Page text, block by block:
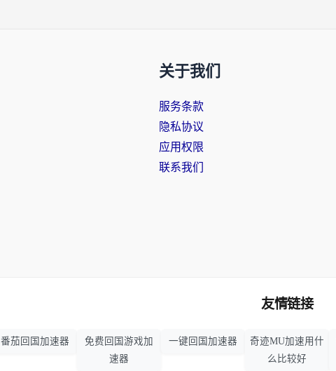
关于我们
服务条款
隐私协议
应用权限
联系我们
友情链接
番茄回国加速器
免费回国游戏加
速器
一键回国加速器
奇迹MU加速用什
么比较好